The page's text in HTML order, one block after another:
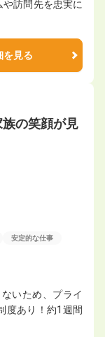
訪問先を忠実に
を見る
の笑顔が見
安定的な仕事
いため、プライ
度あり！約1週間